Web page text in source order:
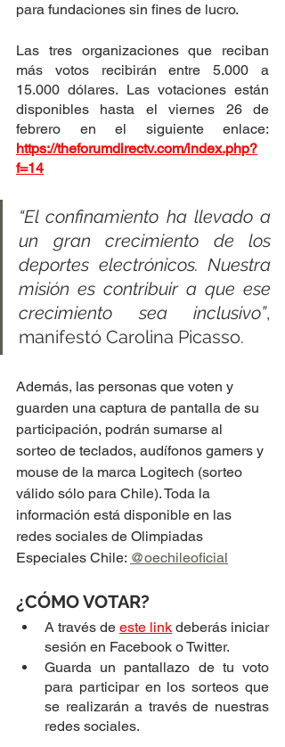
para fundaciones sin fines de lucro.
Las tres organizaciones que reciban
más votos recibirán entre 5.000 a
15.000 dólares. Las votaciones están
disponibles hasta el viernes 26 de
https://theforumdirectv.com/index.php?
f=14
“El confinamiento ha llevado a
un gran crecimiento de los
deportes electrónicos. Nuestra
misión es contribuir a que ese
crecimiento sea inclusivo”,
manifestó Carolina Picasso.
Además, las personas que voten y
guarden una captura de pantalla de su
participación, podrán sumarse al
sorteo de teclados, audífonos gamers y
mouse de la marca Logitech (sorteo
válido sólo para Chile). Toda la
información está disponible en las
redes sociales de Olimpiadas
Especiales Chile: @oechileoficial
¿CÓMO VOTAR?
A través de este link deberás iniciar
sesión en Facebook o Twitter.
Guarda un pantallazo de tu voto
para participar en los sorteos que
se realizarán a través de nuestras
redes sociales.